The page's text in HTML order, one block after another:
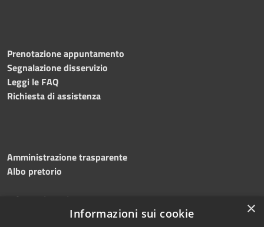
Prenotazione appuntamento
Segnalazione disservizio
Leggi le FAQ
Richiesta di assistenza
Amministrazione trasparente
Albo pretorio
Informativa privacy
×
Informazioni sui cookie